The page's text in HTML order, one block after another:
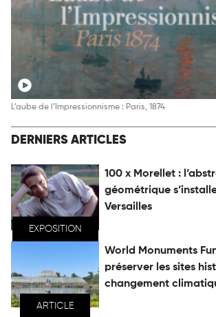
L’aube de l’Impressionnisme : Paris, 1874
DERNIERS ARTICLES
EXPOSITION
100 x Morellet :
géométrique
Versailles
ARTICLE
World Monuments
préserver les sites
changement